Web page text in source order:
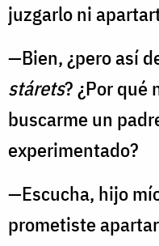
juzgarlo ni
—Bien, ¿pero así
stárets? ¿Por qué
buscarme un
experimentado?
—Escucha, hijo
prometiste